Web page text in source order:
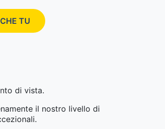
TU
di vista.
il nostro livello di